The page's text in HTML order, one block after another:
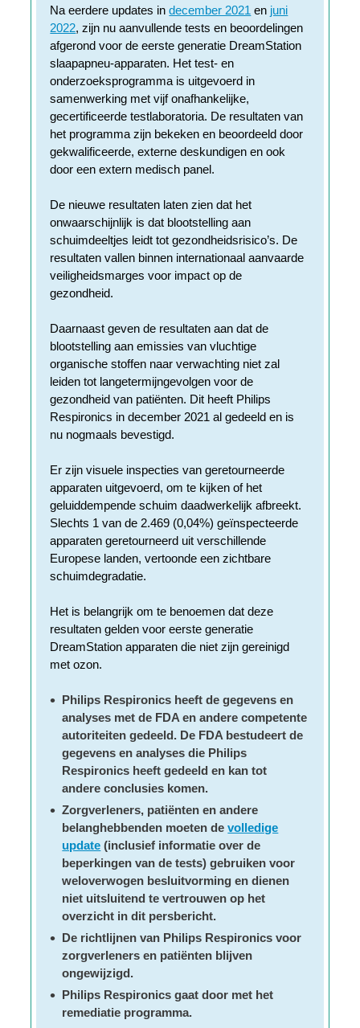
Na eerdere updates indecember 2021 en juni
2022, zijn nu aanvullende tests en beoordelingen
afgerond voor de eerste generatie DreamStation
slaapapneu-apparaten. Het test- en
onderzoeksprogramma is uitgevoerd in
samenwerking met vijf onafhankelijke,
gecertificeerde testlaboratoria. De resultaten van
het programma zijn bekeken en beoordeeld door
gekwalificeerde, externe deskundigen en ook
door een extern medisch panel.
De nieuwe resultaten laten zien dat het
onwaarschijnlijk is dat blootstelling aan
schuimdeeltjes leidt tot gezondheidsrisico’s. De
resultaten vallen binnen internationaal aanvaarde
veiligheidsmarges voor impact op de
gezondheid.
Daarnaast geven de resultaten aan dat de
blootstelling aan emissies van vluchtige
organische stoffen naar verwachting niet zal
leiden tot langetermijngevolgen voor de
gezondheid van patiënten. Dit heeft Philips
Respironics in december 2021 al gedeeld en is
nu nogmaals bevestigd.
Er zijn visuele inspecties van geretourneerde
apparaten uitgevoerd, om te kijken of het
geluiddempende schuim daadwerkelijk afbreekt.
Slechts 1 van de 2.469 (0,04%) geïnspecteerde
apparaten geretourneerd uit verschillende
Europese landen, vertoonde een zichtbare
schuimdegradatie.
Het is belangrijk om te benoemen dat deze
resultaten gelden voor eerste generatie
DreamStation apparaten die niet zijn gereinigd
met ozon.
Philips Respironics heeft de gegevens en
analyses met de FDA en andere competente
autoriteiten gedeeld. De FDA bestudeert de
gegevens en analyses die Philips
Respironics heeft gedeeld en kan tot
andere conclusies komen.
Zorgverleners, patiënten en andere
belanghebbenden moeten devolledige
update (inclusief informatie over de
beperkingen van de tests) gebruiken voor
weloverwogen besluitvorming en dienen
niet uitsluitend te vertrouwen op het
overzicht in dit persbericht.
De richtlijnen van Philips Respironics voor
zorgverleners en patiënten blijven
ongewijzigd.
Philips Respironics gaat door met het
remediatie programma.